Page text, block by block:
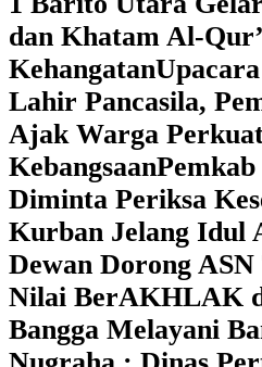
dan Khatam Al-
Kehangatan
Lahir Pancasila,
Ajak Warga
Kebangsaan
Diminta Periksa
Kurban Jelang Idul
Dewan Dorong
Nilai BerAKHLAK
Bangga Melayani